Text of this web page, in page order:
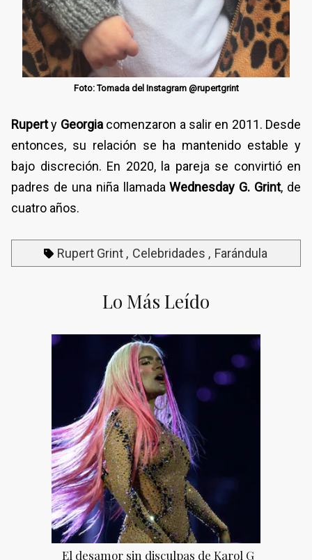
Foto: Tomada del Instagram @rupertgrint
Ruperty Georgiacomenzaron a salir en 2011. Desde
entonces, su relación se ha mantenido estable y
bajo discreción. En 2020, la pareja se convirtió en
padres de una niña llamadaWednesday G. Grint, de
cuatro años.
Rupert Grint Celebridades Farándula
Lo Más Leído
El desamor sin disculpas de Karol G